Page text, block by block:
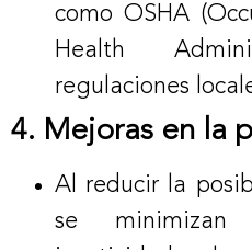
como OSHA
Health
regulaciones
4. Mejoras en la
Al reducir la
se